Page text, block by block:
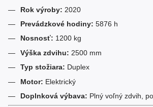
Rok výroby: 2020
Prevádzkové hodiny: 5876 h
Nosnosť: 1200 kg
Výška zdvihu: 2500 mm
Typ stožiara: Duplex
Motor: Elektrický
Doplnková výbava: Plný voľný zdvih,